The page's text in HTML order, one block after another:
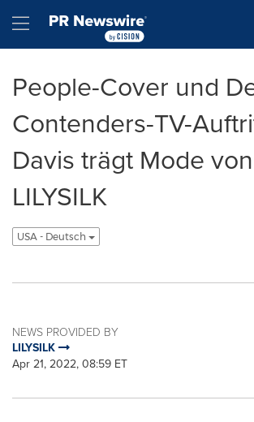
Hamburger menu
People-Cover und
Contenders-TV-
Davis trägt Mode von
LILYSILK
USA - Deutsch
NEWS PROVIDED BY
LILYSILK
Apr 21, 2022, 08:59 ET